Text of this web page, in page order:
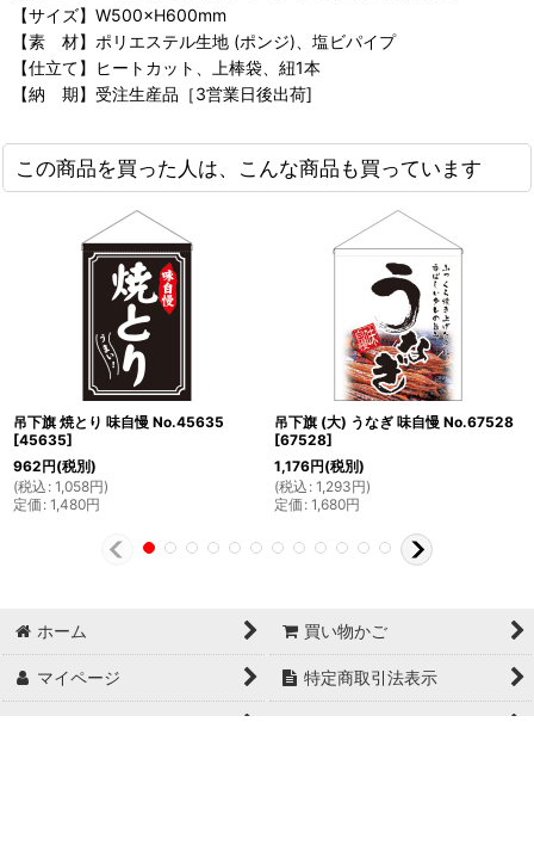
【サイズ】W500×H600mm
【素 材】ポリエステル生地 (ポンジ)、塩ビパイプ
【仕立て】ヒートカット、上棒袋、紐1本
【納 期】受注生産品［3営業日後出荷]
この商品を買った人は、こんな商品も買っています
吊下旗 焼とり 味自慢 No.45635
[45635]
962円(税別)
(税込 : 1,058円)
定価 : 1,480円
吊下旗 (大) うなぎ 味自慢 No.67528
[67528]
1,176円(税別)
(税込 : 1,293円)
定価 : 1,680円
ホーム 買い物かご
マイページ 特定商取引法表示